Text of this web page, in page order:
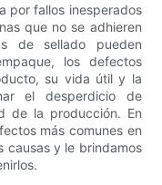
por fallos inesperados
que no se adhieren
de sellado pueden
los defectos
su vida útil y la
el desperdicio de
de la producción. En
más comunes en
causas y le brindamos